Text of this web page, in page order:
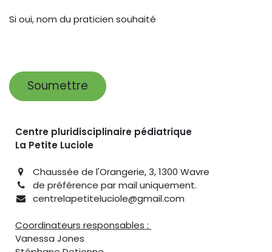
Si oui, nom du praticien souhaité
Soumettre
Centre pluridisciplinaire pédiatrique
La Petite Luciole
Chaussée de l'Orangerie, 3, 1300 Wavre
de préférence par mail uniquement.​
centrelapetiteluciole@gmail.com
Coordinateurs responsables :
Vanessa Jones